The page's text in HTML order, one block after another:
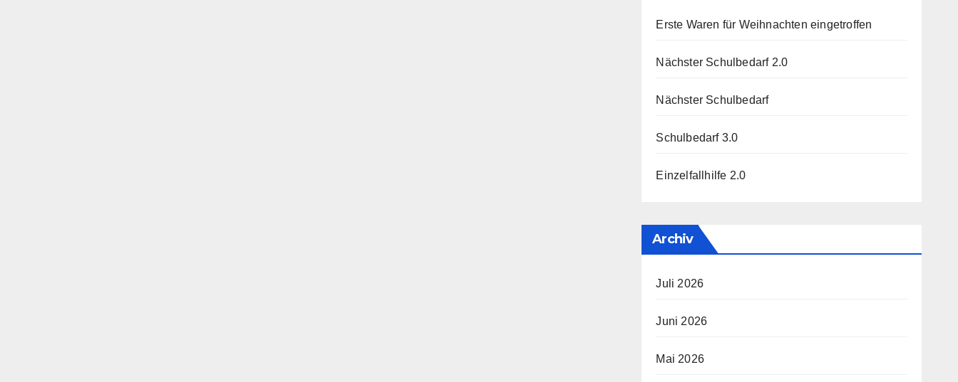
Erste Waren für Weihnachten eingetroffen
Nächster Schulbedarf 2.0
Nächster Schulbedarf
Schulbedarf 3.0
Einzelfallhilfe 2.0
Archiv
Juli 2026
Juni 2026
Mai 2026